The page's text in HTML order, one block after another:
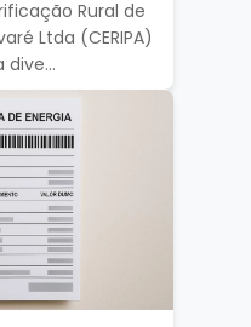
Rural de
Ltda (CERIPA)
dive...